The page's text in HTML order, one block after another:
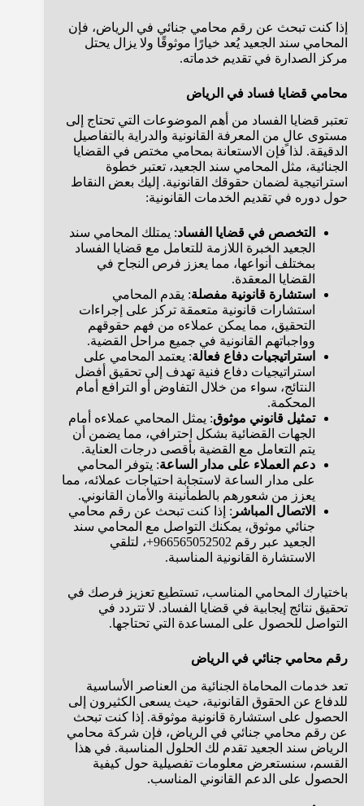
إذا كنت تبحث عن رقم محامي جنائي في الرياض، فإن
المحامي سند الجعيد يُعد خيارًا موثوقًا ولا يزال يحتل
مركز الصدارة في تقديم خدماته.
محامي قضايا فساد في الرياض
تعتبر قضايا الفساد من أهم الموضوعات التي تحتاج إلى
مستوى عالٍ من المعرفة القانونية والدراية بالتفاصيل
الدقيقة. لذا فإن الاستعانة بمحامي مختص في القضايا
الجنائية، مثل المحامي سند الجعيد، تعتبر خطوة
استراتيجية لضمان حقوقك القانونية. إليك بعض النقاط
حول دوره في تقديم الخدمات القانونية:
التخصص في قضايا الفساد: يمتلك المحامي سند
الجعيد الخبرة اللازمة للتعامل مع قضايا الفساد
بمختلف أنواعها، مما يعزز فرص النجاح في
القضايا المعقدة.
استشارة قانونية مفصلة: يقدم المحامي
استشارات قانونية متعمقة تركز على إجراءات
التحقيق، مما يمكن عملاءه من فهم حقوقهم
وواجباتهم القانونية في جميع مراحل القضية.
استراتيجيات دفاع فعالة: يعتمد المحامي على
استراتيجيات دفاع فنية تهدف إلى تحقيق أفضل
النتائج، سواء من خلال التفاوض أو الترافع أمام
المحكمة.
تمثيل قانوني موثوق: يمثل المحامي عملاءه أمام
الجهات القضائية بشكل احترافي، مما يضمن أن
يتم التعامل مع القضية بأقصى درجات العناية.
دعم العملاء على مدار الساعة: يتوفر المحامي
على مدار الساعة لاستجابة احتياجات عملائه، مما
يعزز من شعورهم بالطمأنينة والأمان القانوني.
الاتصال المباشر : إذا كنت تبحث عن رقم محامي
جنائي موثوق، يمكنك التواصل مع المحامي سند
الجعيد عبر رقم 966565052502+، لتلقي
الاستشارة القانونية المناسبة.
باختيارك المحامي المناسب، تستطيع تعزيز فرصك في
تحقيق نتائج إيجابية في قضايا الفساد. لا تتردد في
التواصل للحصول على المساعدة التي تحتاجها.
رقم محامي جنائي في الرياض
تعد خدمات المحاماة الجنائية من العناصر الأساسية
للدفاع عن الحقوق القانونية، حيث يسعى الكثيرون إلى
الحصول على استشارة قانونية موثوقة. إذا كنت تبحث
عن رقم محامي جنائي في الرياض، فإن شركة محامي
الرياض سند الجعيد تقدم لك الحلول المناسبة. في هذا
القسم، سنستعرض معلومات تفصيلية حول كيفية
الحصول على الدعم القانوني المناسب.